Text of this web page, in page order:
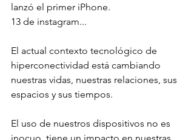
lanzó el primer iPhone.
13 de instagram...
El actual contexto tecnológico de
hiperconectividad está cambiando
nuestras vidas, nuestras relaciones, sus
espacios y sus tiempos.
El uso de nuestros dispositivos no es
inocuo, tiene un impacto en nuestras